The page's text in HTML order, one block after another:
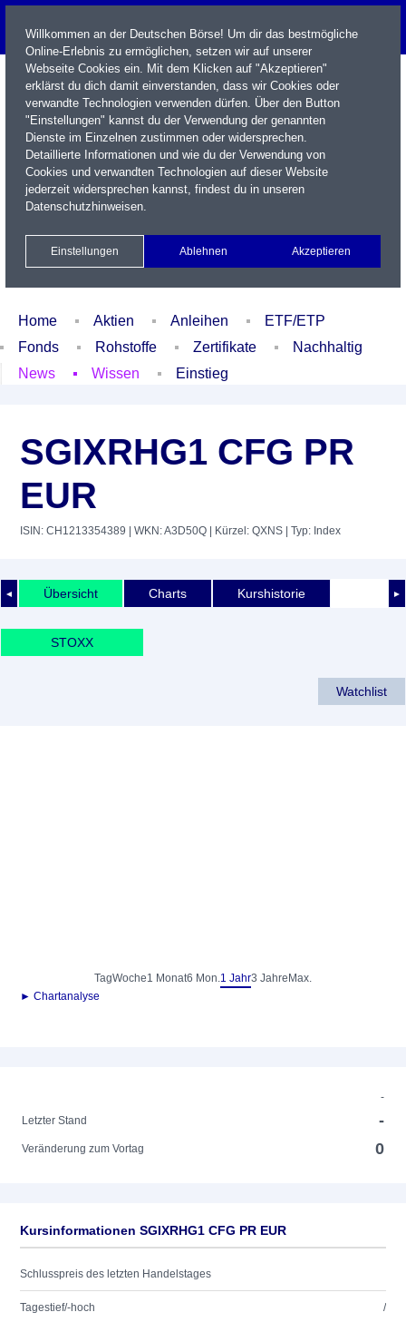
Name / WKN / ISIN / Kürzel
Xetra Realtime
Watchlist Portfolio Login
Home Aktien Anleihen
ETF/ETP
Fonds
Rohstoffe Zertifikate
Nachhaltig
News
Wissen Einstieg
SGIXRHG1 CFG PR
EUR
ISIN: CH1213354389 | WKN: A3D50Q | Kürzel: QXNS | Typ: Index
◄ ►
Übersicht Charts Kurshistorie
STOXX
Watchlist
TagWoche1 Monat6 Mon.1 Jahr3 Jahre Max.
► Chartanalyse
-
Letzter Stand
-
Veränderung zum Vortag 0
Kursinformationen SGIXRHG1 CFG PR EUR
Schlusspreis des letzten Handelstages
Tagestief/-hoch /
Willkommen an der Deutschen Börse! Um dir das bestmögliche
Online-Erlebnis zu ermöglichen, setzen wir auf unserer
Webseite Cookies ein. Mit dem Klicken auf "Akzeptieren"
erklärst du dich damit einverstanden, dass wir Cookies oder
verwandte Technologien verwenden dürfen. Über den Button
"Einstellungen" kannst du der Verwendung der genannten
Dienste im Einzelnen zustimmen oder widersprechen.
Detaillierte Informationen und wie du der Verwendung von
Cookies und verwandten Technologien auf dieser Website
jederzeit widersprechen kannst, findest du in unseren
Datenschutzhinweisen.
Einstellungen Ablehnen Akzeptieren